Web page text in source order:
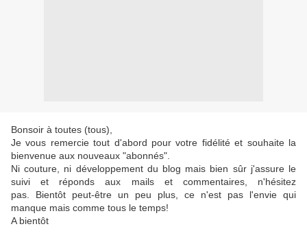
Bonsoir à toutes (tous),
Je vous remercie tout d'abord pour votre fidélité et souhaite la
bienvenue aux nouveaux "abonnés".
Ni couture, ni développement du blog mais bien sûr j'assure le
suivi et réponds aux mails et commentaires, n'hésitez
pas. Bientôt peut-être un peu plus, ce n'est pas l'envie qui
manque mais comme tous le temps!
A bientôt